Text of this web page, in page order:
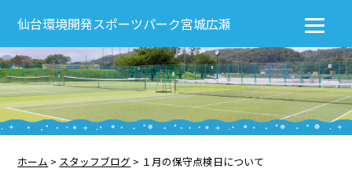
ホーム > スタッフブログ > １月の保守点検日について
仙台環境開発スポーツパーク宮城広瀬